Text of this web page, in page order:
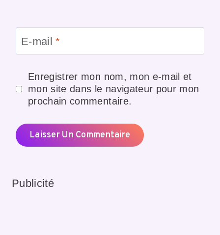
E-mail*
Enregistrer mon nom, mon e-mail et
mon site dans le navigateur pour mon
prochain commentaire.
Publicité